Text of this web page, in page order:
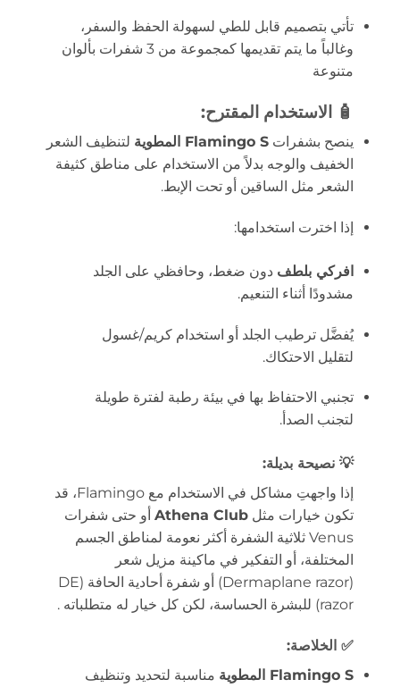
تأتي بتصميم قابل للطي لسهولة الحفظ والسفر،
وغالباً ما يتم تقديمها كمجموعة من 3 شفرات بألوان
متنوعة
🧴 الاستخدام المقترح:
ينصح بشفرات Flamingo S المطوية
لتنظيف الشعر
الخفيف والوجه بدلاً من الاستخدام على مناطق كثيفة
الشعر مثل الساقين أو تحت الإبط.
إذا اخترت استخدامها:
افركي بلطف دون ضغط، وحافظي على الجلد
مشدودًا أثناء التنعيم.
يُفضَّل ترطيب الجلد أو استخدام كريم/غسول
لتقليل الاحتكاك.
تجنبي الاحتفاظ بها في بيئة رطبة لفترة طويلة
لتجنب الصدأ.
💡 نصيحة بديلة:
إذا واجهتِ مشاكل في الاستخدام مع Flamingo، قد
تكون خيارات مثل Athena Clubأو حتى شفرات
Venus ثلاثية الشفرة أكثر نعومة لمناطق الجسم
المختلفة، أو التفكير في ماكينة مزيل شعر
(Dermaplane razor) أو شفرة أحادية الحافة (DE
razor) للبشرة الحساسة، لكن كل خيار له متطلباته
.
✅ الخلاصة:
Flamingo S المطوية
مناسبة لتحديد وتنظيف